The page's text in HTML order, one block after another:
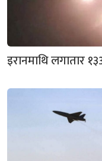
इरानमाथि लगातार